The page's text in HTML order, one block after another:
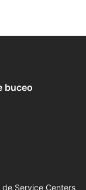
buceo
Service Centers